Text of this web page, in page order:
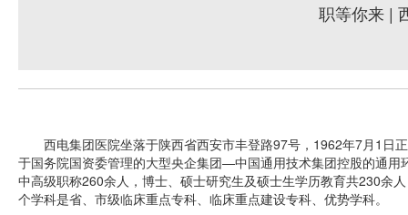
职等你来 |
西电集团医院坐落于陕西省西安市丰登路97号，1962年7月1日
于国务院国资委管理的大型央企集团—中国通用技术集团控股的通
中高级职称260余人，博士、硕士研究生及硕士生学历教育共230余
个学科是省、市级临床重点专科、临床重点建设专科、优势学科。